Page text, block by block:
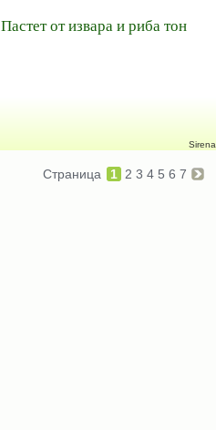
Пастет от извара и риба тон
Sirena
Страница 1 2 3 4 5 6 7